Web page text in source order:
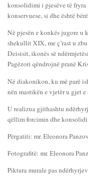
konsolidimi i pjesëve të fryra
konservuese, si dhe është
Në pjesën e konkës jugore u
shekullit XIX, me ç’rast u
Deisisit, ikonës së
Pagëzori qëndrojnë pranë
Në diakonikon, ku më parë
nën mastikën e vjetër u gjet
U realizua gjithashtu
qëllim forcimin dhe
Përgatiti: mr. Eleonora
Fotografitë: mr. Eleonora
Piktura murale pas